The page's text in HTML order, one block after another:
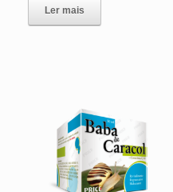
Ler mais